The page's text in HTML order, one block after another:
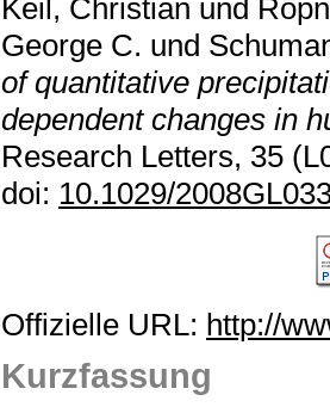
Keil, Christian und
George C. und
of quantitative
dependent changes in
Research Letters, 35
doi: 10.1029/
Offizielle URL: http://
Kurzfassung